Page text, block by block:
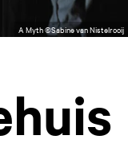
A Myth ©Sabine van Nistelrooij